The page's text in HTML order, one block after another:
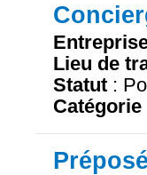
Lieu de
Statut :
Catégorie